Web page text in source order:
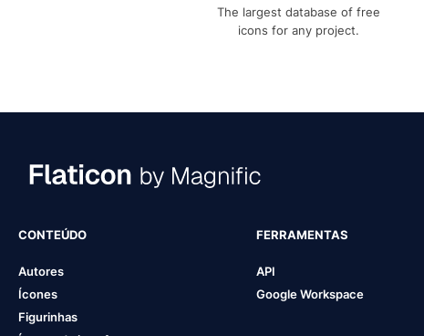
The largest database of free
icons for any project.
CONTEÚDO
Autores
Ícones
Figurinhas
FERRAMENTAS
API
Google Workspace